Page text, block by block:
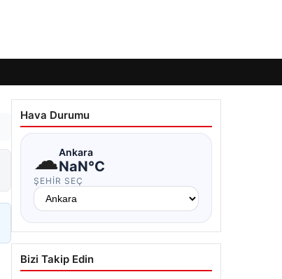
Hava Durumu
☁Ankara
NaN°C
ŞEHIR SEÇ
Bizi Takip Edin